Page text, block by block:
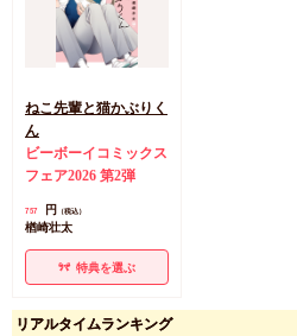
ねこ先輩と猫かぶりく
ん
ビーボーイコミックス
フェア2026 第2弾
757 円 （税込）
楢崎壮太
特典を選ぶ
リアルタイムランキング